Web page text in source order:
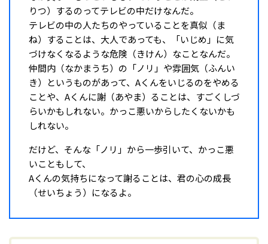
りつ）するのってテレビの中だけなんだ。
テレビの中の人たちのやっていることを真似（ま
ね）することは、大人であっても、「いじめ」に気
づけなくなるような危険（きけん）なことなんだ。
仲間内（なかまうち）の「ノリ」や雰囲気（ふんい
き）というものがあって、Aくんをいじるのをやめる
ことや、Aくんに謝（あやま）ることは、すごくしづ
らいかもしれない。かっこ悪いからしたくないかも
しれない。
だけど、そんな「ノリ」から一歩引いて、かっこ悪
いこともして、
Aくんの気持ちになって謝ることは、君の心の成長
（せいちょう）になるよ。